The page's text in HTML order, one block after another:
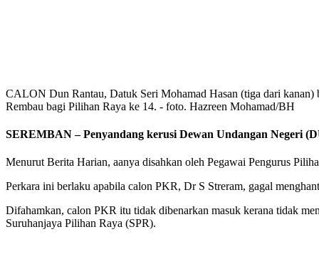
CALON Dun Rantau, Datuk Seri Mohamad Hasan (tiga dari kanan)
Rembau bagi Pilihan Raya ke 14. - foto. Hazreen Mohamad/BH
SEREMBAN – Penyandang kerusi Dewan Undangan Negeri
Menurut Berita Harian, aanya disahkan oleh Pegawai Pengurus
Perkara ini berlaku apabila calon PKR, Dr S Streram, gagal
Difahamkan, calon PKR itu tidak dibenarkan masuk kerana tidak
Suruhanjaya Pilihan Raya (SPR).